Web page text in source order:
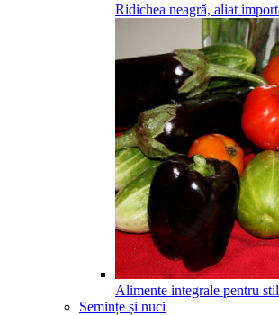
Ridichea neagră, aliat
Alimente integrale pentru
Semințe și nuci